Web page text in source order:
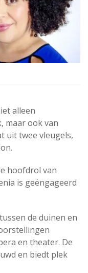
alleen
maar ook van
uit twee vleugels,
hoofdrol van
is geëngageerd
de duinen en
en theater. De
en biedt plek